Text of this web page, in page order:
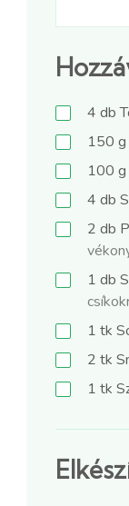
4 db
150 g
100 g
4 db
2 db
1 db
1 tk
2 tk
1 tk